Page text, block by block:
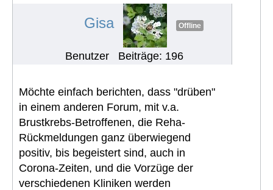
Gisa Offline
Benutzer Beiträge: 196
Möchte einfach berichten, dass "drüben"
in einem anderen Forum, mit v.a.
Brustkrebs-Betroffenen, die Reha-
Rückmeldungen ganz überwiegend
positiv, bis begeistert sind, auch in
Corona-Zeiten, und die Vorzüge der
verschiedenen Kliniken werden